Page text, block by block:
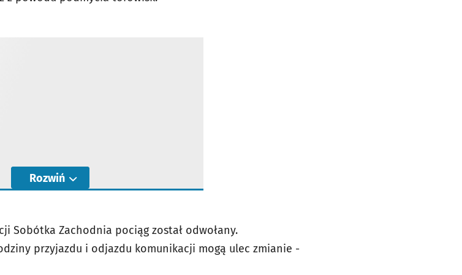
Rozwiń
Sobótka Zachodnia pociąg został odwołany.
przyjazdu i odjazdu komunikacji mogą ulec zmianie -